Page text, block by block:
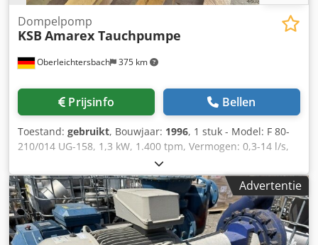
Oberleichtersbach 375 km
Dompelpomp
KSB Amarex Tauchpumpe
Prijsinfo Bellen
Toestand: gebruikt, Bouwjaar: 1996, 1 stuk - Model: F 80-
210/014 UG-158, 1,3 kW, 1.400 tpm, Vermogen: 0,3-14 l/s,
opvoerhoogte: 4,4 – 0,9 m, bouwjaar 1995 Cjdpfxozr H Rqo
Am Asrf 1 stuk - Model: F 100-210/024 YG-190, 2,4 kW,
1.450 tpm, Vermogen: 0,3-35 l/s, opvoerhoogte: 8,5 – 1,5 m,
bouwjaar 1996
Advertentie